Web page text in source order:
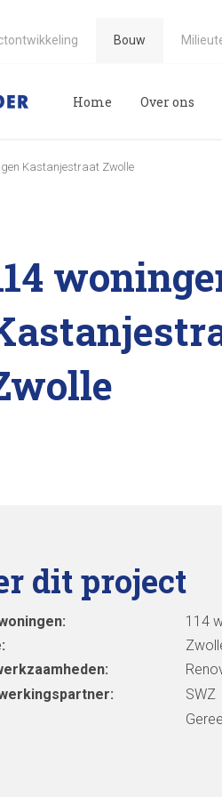
Bouw
Home Over ons
Kastanjestraat Zwolle
dit project
114
SWZ